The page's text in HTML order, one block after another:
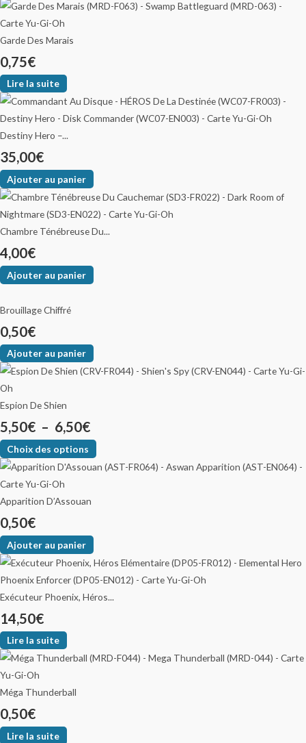
Garde Des Marais
0,75€
Lire la suite
Destiny Hero –...
35,00€
Ajouter au panier
Chambre Ténébreuse Du...
4,00€
Ajouter au panier
Brouillage Chiffré
0,50€
Ajouter au panier
Espion De Shien
5,50€ – 6,50€
Choix des options
Apparition D’Assouan
0,50€
Ajouter au panier
Exécuteur Phoenix, Héros...
14,50€
Lire la suite
Méga Thunderball
0,50€
Lire la suite